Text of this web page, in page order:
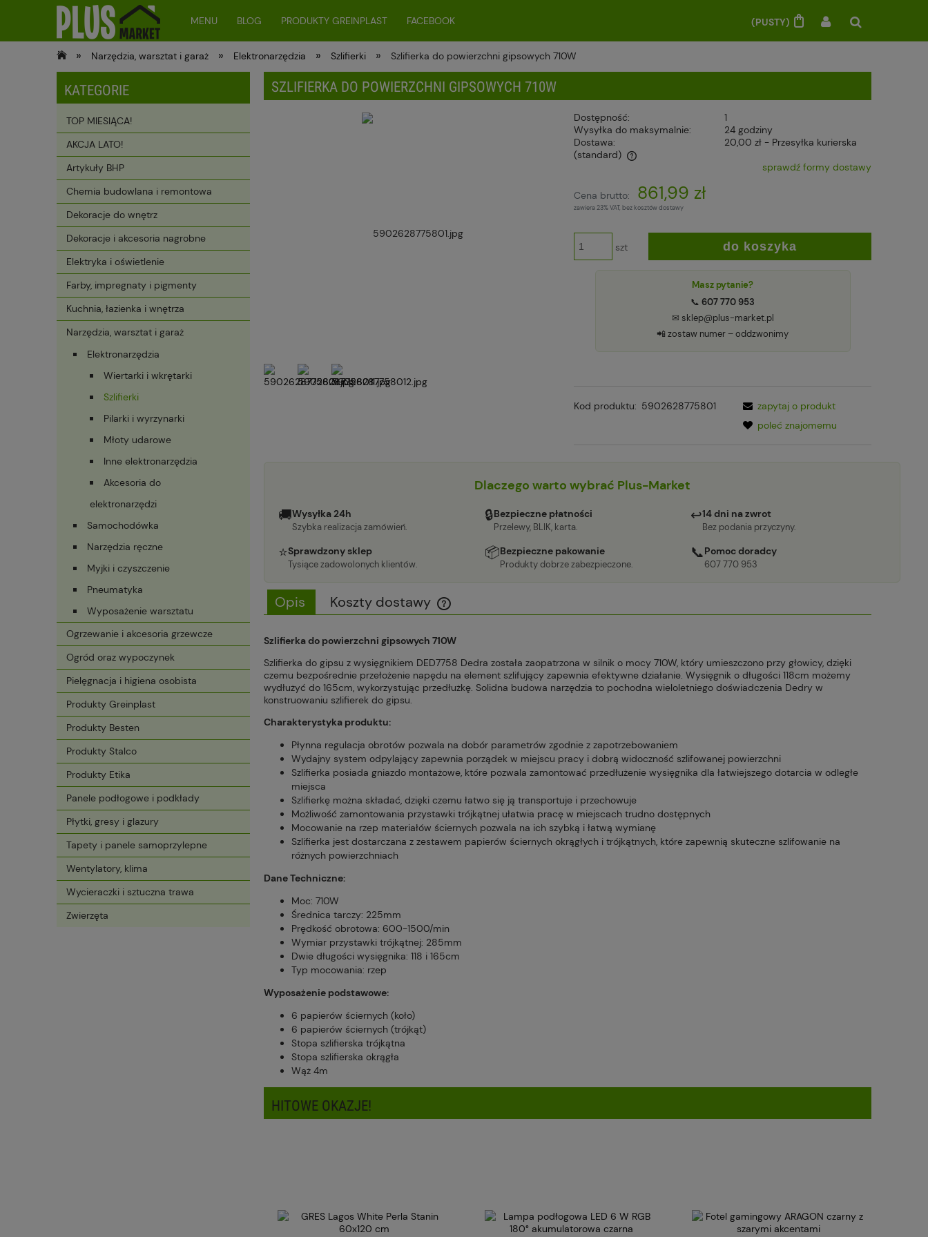
(PUSTY)
MENU BLOG PRODUKTY GREINPLAST FACEBOOK
» Narzędzia, warsztat i garaż » Elektronarzędzia » Szlifierki » Szlifierka do powierzchni gipsowych 710W
KATEGORIE
TOP MIESIĄCA!
AKCJA LATO!
Artykuły BHP
Chemia budowlana i remontowa
Dekoracje do wnętrz
Dekoracje i akcesoria nagrobne
Elektryka i oświetlenie
Farby, impregnaty i pigmenty
Kuchnia, łazienka i wnętrza
Narzędzia, warsztat i garaż
Elektronarzędzia
Wiertarki i wkrętarki
Szlifierki
Pilarki i wyrzynarki
Młoty udarowe
Inne elektronarzędzia
Akcesoria do
elektronarzędzi
Samochodówka
Narzędzia ręczne
Myjki i czyszczenie
Pneumatyka
Wyposażenie warsztatu
Ogrzewanie i akcesoria grzewcze
Ogród oraz wypoczynek
Pielęgnacja i higiena osobista
Produkty Greinplast
Produkty Besten
Produkty Stalco
Produkty Etika
Panele podłogowe i podkłady
Płytki, gresy i glazury
Tapety i panele samoprzylepne
Wentylatory, klima
Wycieraczki i sztuczna trawa
Zwierzęta
SZLIFIERKA DO POWIERZCHNI GIPSOWYCH 710W
Dostępność:
1
Wysyłka do maksymalnie:
24 godziny
Dostawa:
20,00 zł - Przesyłka kurierska
(standard)
sprawdź formy dostawy
Cena brutto: 861,99 zł
zawiera 23% VAT, bez kosztów dostawy
szt do koszyka
Masz pytanie?
📞607 770 953
✉ sklep@plus-market.pl
📲 zostaw numer – oddzwonimy
Kod produktu: 5902628775801
zapytaj o produkt
poleć znajomemu
Dlaczego warto wybrać Plus-Market
🚚Wysyłka 24h
Szybka realizacja zamówień.
🔒Bezpieczne płatności
Przelewy, BLIK, karta.
↩14 dni na zwrot
Bez podania przyczyny.
⭐Sprawdzony sklep
Tysiące zadowolonych klientów.
📦Bezpieczne pakowanie
Produkty dobrze zabezpieczone.
📞Pomoc doradcy
607 770 953
Opis Koszty dostawy
Cena nie zawiera ewentualnych kosztów
Szlifierka do powierzchni gipsowych 710W
Szlifierka do gipsu z wysięgnikiem DED7758 Dedra została zaopatrzona w silnik o mocy 710W, który umieszczono przy głowicy, dzięki
czemu bezpośrednie przełożenie napędu na element szlifujący zapewnia efektywne działanie. Wysięgnik o długości 118cm możemy
wydłużyć do 165cm, wykorzystując przedłużkę. Solidna budowa narzędzia to pochodna wieloletniego doświadczenia Dedry w
konstruowaniu szlifierek do gipsu.
Charakterystyka produktu:
Płynna regulacja obrotów pozwala na dobór parametrów zgodnie z zapotrzebowaniem
Wydajny system odpylający zapewnia porządek w miejscu pracy i dobrą widoczność szlifowanej powierzchni
Szlifierka posiada gniazdo montażowe, które pozwala zamontować przedłużenie wysięgnika dla łatwiejszego dotarcia w odległe
miejsca
Szlifierkę można składać, dzięki czemu łatwo się ją transportuje i przechowuje
Możliwość zamontowania przystawki trójkątnej ułatwia pracę w miejscach trudno dostępnych
Mocowanie na rzep materiałów ściernych pozwala na ich szybką i łatwą wymianę
Szlifierka jest dostarczana z zestawem papierów ściernych okrągłych i trójkątnych, które zapewnią skuteczne szlifowanie na
różnych powierzchniach
Dane Techniczne:
Moc: 710W
Średnica tarczy: 225mm
Prędkość obrotowa: 600-1500/min
Wymiar przystawki trójkątnej: 285mm
Dwie długości wysięgnika: 118 i 165cm
Typ mocowania: rzep
Wyposażenie podstawowe:
6 papierów ściernych (koło)
6 papierów ściernych (trójkąt)
Stopa szlifierska trójkątna
Stopa szlifierska okrągła
Wąż 4m
HITOWE OKAZJE!